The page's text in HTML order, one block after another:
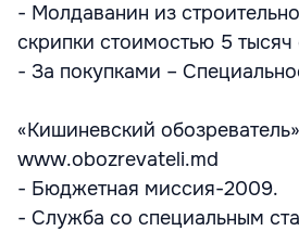
- Молдаванин из
скрипки стоимостью 5 тысяч
- За покупками –
«Кишиневский обозреватель»
www.obozrevateli.md
- Бюджетная миссия-2009.
- Служба со специальным